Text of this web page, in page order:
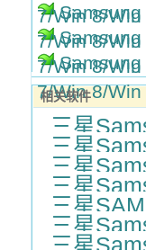
7/Win 8/
7/Win 8/
7/Win 8/
7/Win 8/
相关软件
三星
三星
三星
三星
三星
三星
三星